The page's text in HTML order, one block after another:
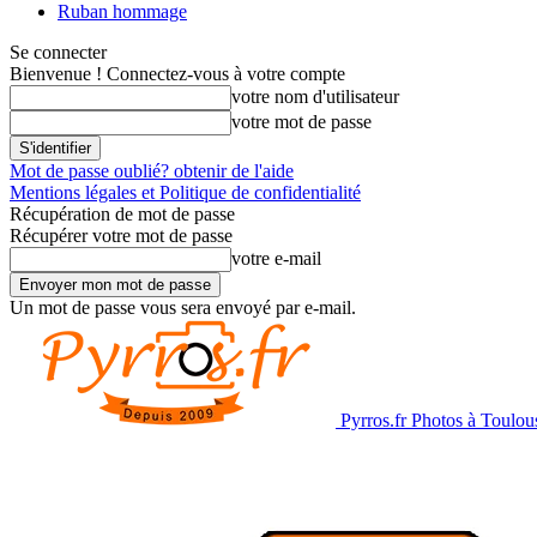
Ruban hommage
Se connecter
Bienvenue ! Connectez-vous à votre compte
votre nom d'utilisateur
votre mot de passe
Mot de passe oublié? obtenir de l'aide
Mentions légales et Politique de confidentialité
Récupération de mot de passe
Récupérer votre mot de passe
votre e-mail
Un mot de passe vous sera envoyé par e-mail.
Pyrros.fr Photos à